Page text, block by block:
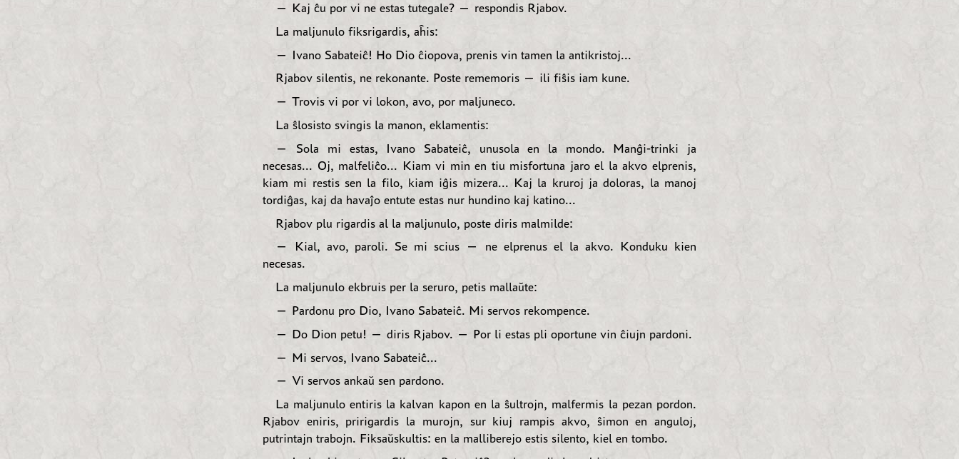
— Kaj ĉu por vi ne estas tutegale? — respondis Rjabov.
La maljunulo fiksrigardis, aĥis:
— Ivano Sabateiĉ! Ho Dio ĉiopova, prenis vin tamen la antikristoj...
Rjabov silentis, ne rekonante. Poste rememoris — ili fiŝis iam kune.
— Trovis vi por vi lokon, avo, por maljuneco.
La ŝlosisto svingis la manon, eklamentis:
— Sola mi estas, Ivano Sabateiĉ, unusola en la mondo. Manĝi-trinki ja
necesas... Oj, malfeliĉo... Kiam vi min en tiu misfortuna jaro el la akvo elprenis,
kiam mi restis sen la filo, kiam iĝis mizera... Kaj la kruroj ja doloras, la manoj
tordiĝas, kaj da havaĵo entute estas nur hundino kaj katino...
Rjabov plu rigardis al la maljunulo, poste diris malmilde:
— Kial, avo, paroli. Se mi scius — ne elprenus el la akvo. Konduku kien
necesas.
La maljunulo ekbruis per la seruro, petis mallaŭte:
— Pardonu pro Dio, Ivano Sabateiĉ. Mi servos rekompence.
— Do Dion petu! — diris Rjabov. — Por li estas pli oportune vin ĉiujn pardoni.
— Mi servos, Ivano Sabateiĉ...
— Vi servos ankaŭ sen pardono.
La maljunulo entiris la kalvan kapon en la ŝultrojn, malfermis la pezan pordon.
Rjabov eniris, pririgardis la murojn, sur kiuj rampis akvo, ŝimon en anguloj,
putrintajn trabojn. Fiksaŭskultis: en la malliberejo estis silento, kiel en tombo.